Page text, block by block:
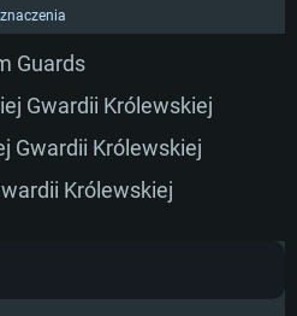
Guards
Gwardii Królewskiej
Gwardii Królewskiej
Królewskiej